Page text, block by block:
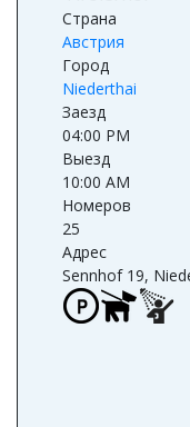
Страна
Австрия
Город
Niederthai
Заезд
04:00 PM
Выезд
10:00 AM
Номеров
25
Адрес
Sennhof 19,